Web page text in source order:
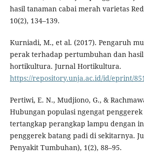
hasil tanaman cabai merah varietas
10(2), 134–139.
Kurniadi, M., et al. (2017). Pengaruh
perak terhadap pertumbuhan dan
hortikultura. Jurnal Hortikultura.
https://repository.unja.ac.id/id/eprint/
Pertiwi, E. N., Mudjiono, G., &
Hubungan populasi ngengat
tertangkap perangkap lampu dengan
penggerek batang padi di sekitarnya.
Penyakit Tumbuhan), 1(2), 88–95.